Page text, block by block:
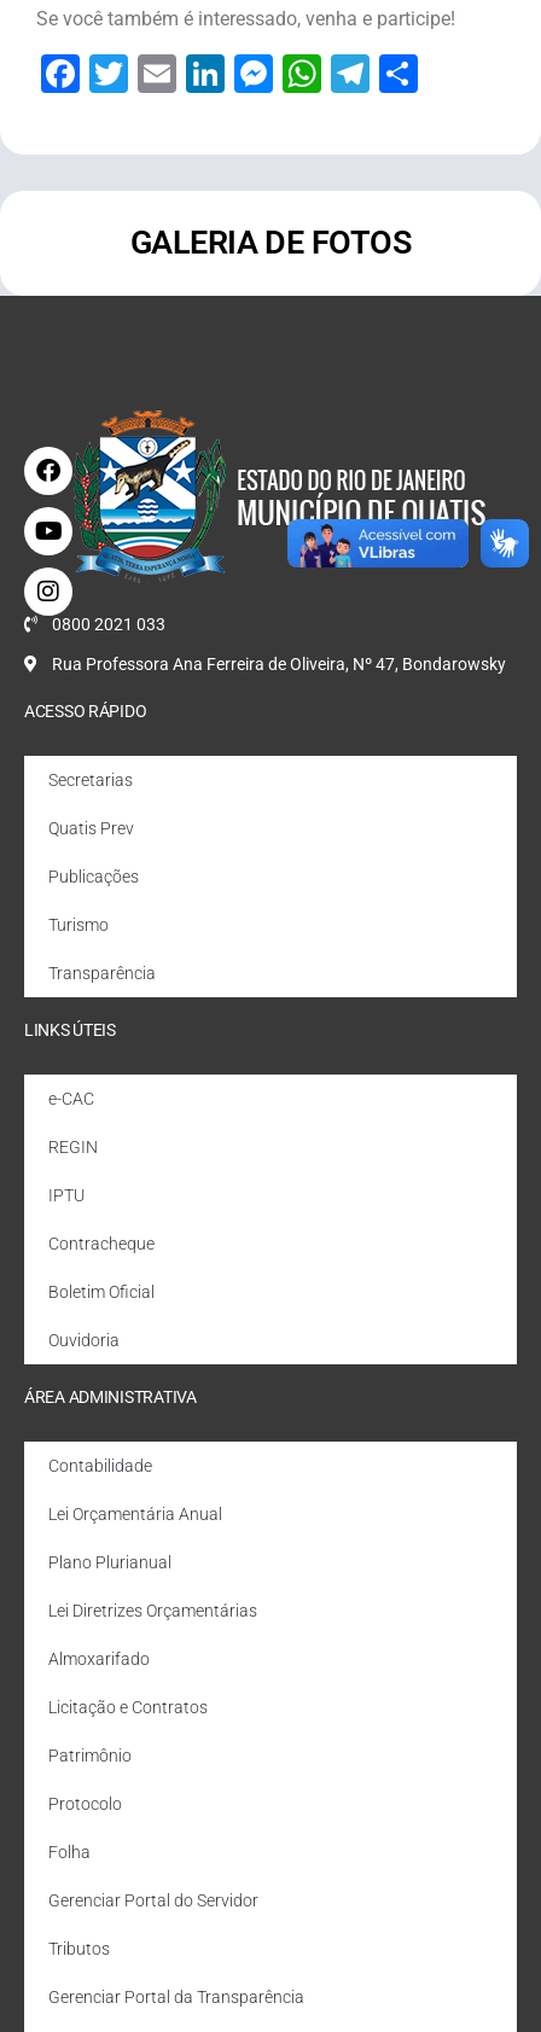
Se você também é interessado, venha e participe!
Facebook
Twitter
EmailLinkedIn
Messenger
WhatsApp
Telegram
GALERIA DE FOTOS
0800 2021 033
Rua Professora Ana Ferreira de Oliveira, Nº 47, Bondarowsky
ACESSO RÁPIDO
Secretarias
Quatis Prev
Publicações
Turismo
Transparência
LINKS ÚTEIS
e-CAC
REGIN
IPTU
Contracheque
Boletim Oficial
Ouvidoria
ÁREA ADMINISTRATIVA
Contabilidade
Lei Orçamentária Anual
Plano Plurianual
Lei Diretrizes Orçamentárias
Almoxarifado
Licitação e Contratos
Patrimônio
Protocolo
Folha
Gerenciar Portal do Servidor
Tributos
Gerenciar Portal da Transparência